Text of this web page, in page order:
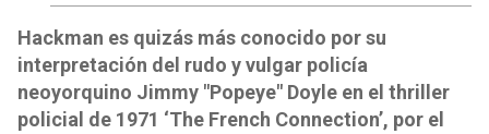
Hackman es quizás más conocido por su
interpretación del rudo y vulgar policía
neoyorquino Jimmy "Popeye" Doyle en el thriller
policial de 1971 ‘The French Connection’, por el